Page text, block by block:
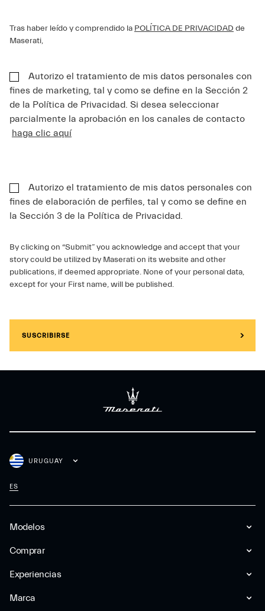
Tras haber leído y comprendido la POLÍTICA DE PRIVACIDAD de
Maserati,
Autorizo el tratamiento de mis datos personales con
fines de marketing, tal y como se define en la Sección 2
de la Política de Privacidad. Si desea seleccionar
parcialmente la aprobación en los canales de contacto
haga clic aquí
Autorizo el tratamiento de mis datos personales con
fines de elaboración de perfiles, tal y como se define en
la Sección 3 de la Política de Privacidad.
By clicking on “Submit” you acknowledge and accept that your
story could be utilized by Maserati on its website and other
publications, if deemed appropriate. None of your personal data,
except for your First name, will be published.
SUSCRIBIRSE
Modelos
Comprar
Experiencias
Marca
URUGUAY
ES